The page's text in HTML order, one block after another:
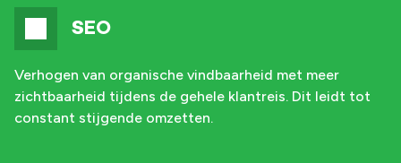
SEO
Verhogen van organische vindbaarheid met meer
zichtbaarheid tijdens de gehele klantreis. Dit leidt tot
constant stijgende omzetten.